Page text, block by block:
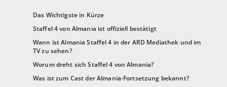
Das Wichtigste in Kürze
Staffel 4 von Almania ist offiziell bestätigt
Wann ist Almania Staffel 4 in der ARD Mediathek und im
TV zu sehen?
Worum dreht sich Staffel 4 von Almania?
Was ist zum Cast der Almania-Fortsetzung bekannt?